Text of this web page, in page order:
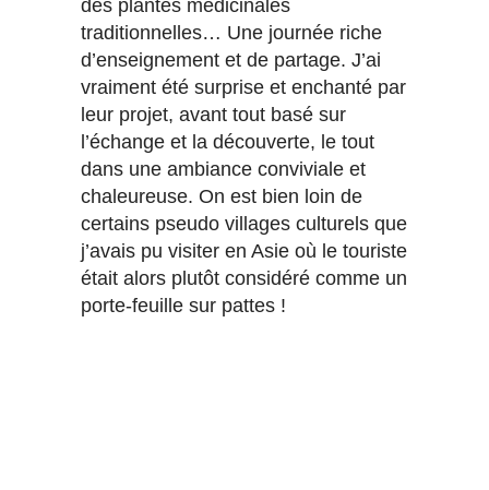
des plantes médicinales
traditionnelles… Une journée riche
d’enseignement et de partage. J’ai
vraiment été surprise et enchanté par
leur projet, avant tout basé sur
l’échange et la découverte, le tout
dans une ambiance conviviale et
chaleureuse. On est bien loin de
certains pseudo villages culturels que
j’avais pu visiter en Asie où le touriste
était alors plutôt considéré comme un
porte-feuille sur pattes !